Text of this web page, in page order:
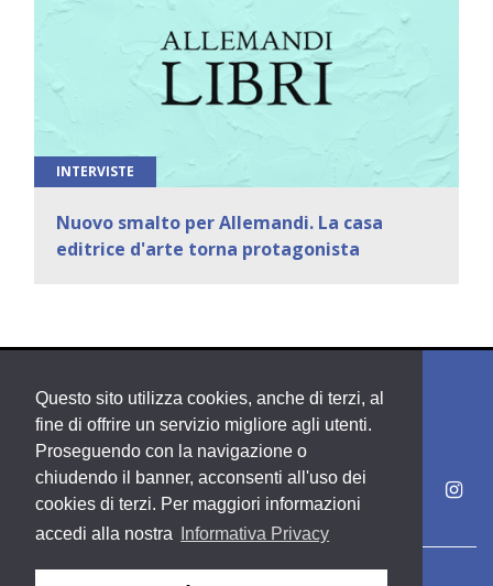
Questo sito utilizza cookies, anche di terzi, al
fine di offrire un servizio migliore agli utenti.
Proseguendo con la navigazione o
chiudendo il banner, acconsenti all'uso dei
cookies di terzi. Per maggiori informazioni
accedi alla nostra
Informativa Privacy
INTERVISTE
Nuovo smalto per Allemandi. La casa
editrice d'arte torna protagonista